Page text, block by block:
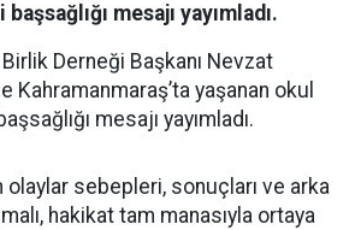
mesajı yayımladı.
Derneği Başkanı Nevzat
Kahramanmaraş’ta yaşanan okul
mesajı yayımladı.
olaylar sebepleri, sonuçları ve arka
hakikat tam manasıyla ortaya